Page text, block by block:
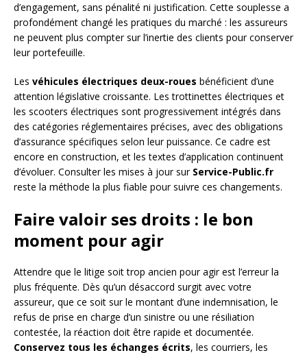
d’engagement, sans pénalité ni justification. Cette souplesse a
profondément changé les pratiques du marché : les assureurs
ne peuvent plus compter sur l’inertie des clients pour conserver
leur portefeuille.
Les véhicules électriques deux-roues bénéficient d’une
attention législative croissante. Les trottinettes électriques et
les scooters électriques sont progressivement intégrés dans
des catégories réglementaires précises, avec des obligations
d’assurance spécifiques selon leur puissance. Ce cadre est
encore en construction, et les textes d’application continuent
d’évoluer. Consulter les mises à jour sur Service-Public.fr
reste la méthode la plus fiable pour suivre ces changements.
Faire valoir ses droits : le bon
moment pour agir
Attendre que le litige soit trop ancien pour agir est l’erreur la
plus fréquente. Dès qu’un désaccord surgit avec votre
assureur, que ce soit sur le montant d’une indemnisation, le
refus de prise en charge d’un sinistre ou une résiliation
contestée, la réaction doit être rapide et documentée.
Conservez tous les échanges écrits, les courriers, les